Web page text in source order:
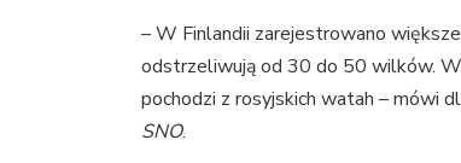
– W Finlandii zarejestrowano
odstrzeliwują od 30 do 50 wilków.
pochodzi z rosyjskich watah – mówi
SNO.